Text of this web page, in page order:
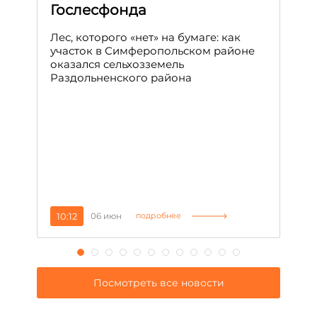
Гослесфонда
Лес, которого «нет» на бумаге: как
участок в Симферопольском районе
оказался сельхозземель
Раздольненского района
10:12 06 июн подробнее
Посмотреть все новости